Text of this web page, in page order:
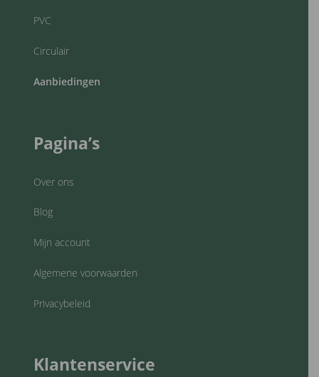
PVC
Circulair
Aanbiedingen
Pagina’s
Over ons
Blog
Mijn account
Algemene voorwaarden
Privacybeleid
Klantenservice